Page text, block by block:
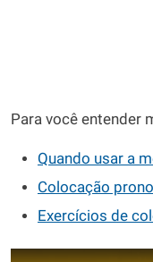
Para você entender
Quando usar a
Colocação
Exercícios de